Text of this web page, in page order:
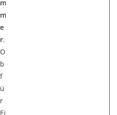
m
m
e
r.
O
b
f
ü
r
Ei